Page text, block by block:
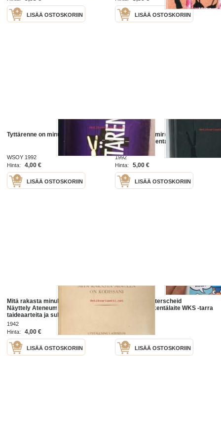
LISÄÄ OSTOSKORIIN LISÄÄ OSTOSKORIIN
Tyttärenne on minulla
WSOY 1992
Hinta:
4,00 €
LISÄÄ OSTOSKORIIN
Tyttärenne on minulla / Andrew
Klavan ; suomentanut Kimmo
Linkama.
1992
Hinta:
5,00 €
LISÄÄ OSTOSKORIIN
Mitä rakasta minulla on kodissani -
Näyttely Ateneumissa /
taideaarteita ja sukumuistoja 1942
1942
Hinta:
4,00 €
LISÄÄ OSTOSKORIIN
Minulla on Walterscheid
kolmipistekytkentälaite WKS -tarra
Hinta:
LISÄÄ OSTOSKORIIN